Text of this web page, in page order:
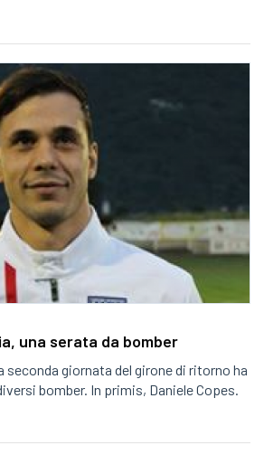
una serata da bomber
seconda giornata del girone di ritorno ha
bomber. In primis, Daniele Copes.